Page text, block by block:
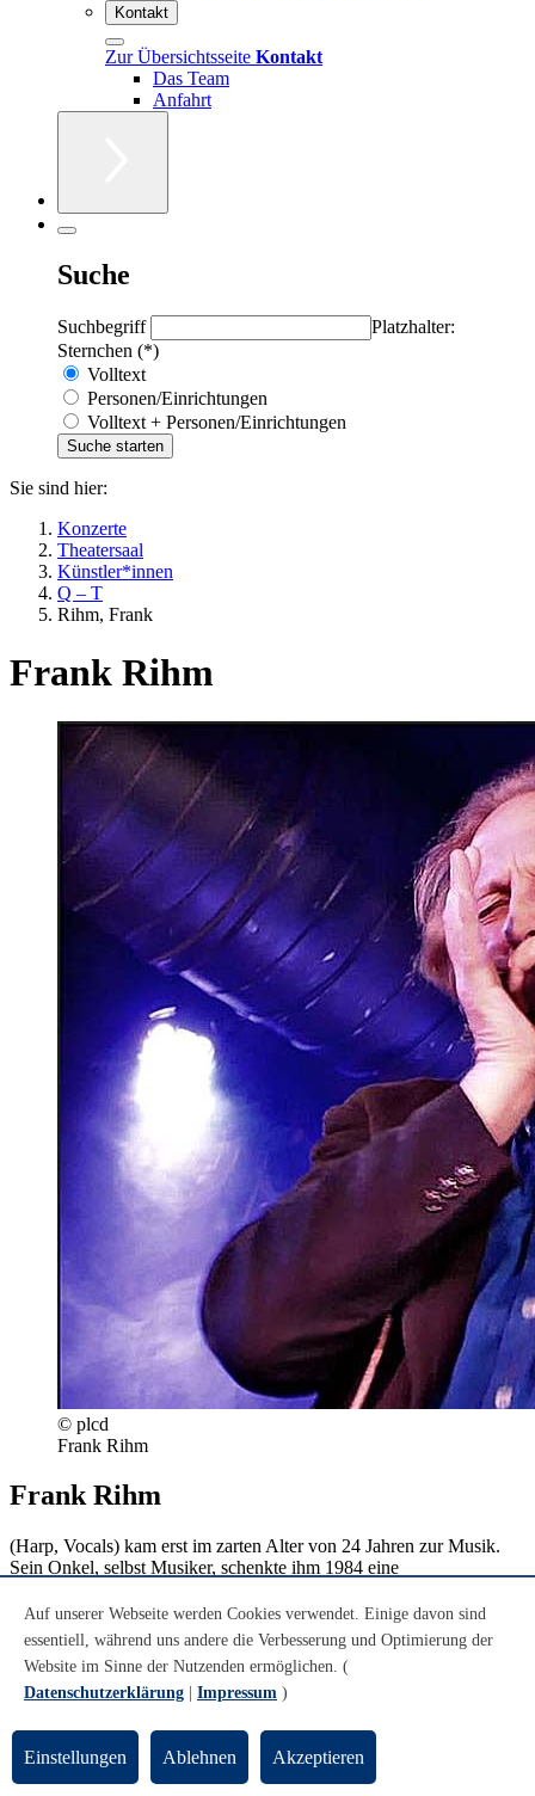
Kontakt
Zur Übersichtsseite Kontakt
Das Team
Anfahrt
Suche
Suchbegriff
Platzhalter:
Sternchen (*)
Volltext
Personen/Einrichtungen
Volltext + Personen/Einrichtungen
Sie sind hier:
Konzerte
Theatersaal
Künstler*innen
Q – T
Rihm, Frank
Frank Rihm
© plcd
Frank Rihm
Frank Rihm
(Harp, Vocals) kam erst im zarten Alter von 24 Jahren zur Musik.
Sein Onkel, selbst Musiker, schenkte ihm 1984 eine
Auftritts des leider viel zu früh verstorbenen William Clarke. Dieser
Mundharmonikaspieler beeindruckte ihn so sehr, dass er eines seiner
großen Vorbilder wurde, und Frank seitdem fast jede freie Minute
mit dem "10-Löcher-Hobel" verbrachte. 1991 gründete er seine
erste eigene Band: THE RIHM SHOTS. Ab 1993 spielte er
Paddy Korn das Bluesquartett FOUR ON THE FLOOR, das Ende
2000 aufgelöst wurde. Ab 2003 spielte er im Duo mit dem Bremer
Gitarristen und Slidespezialisten Heiko Shrader sowie im Duo mit
Auf unserer Webseite werden Cookies verwendet. Einige davon sind
essentiell, während uns andere die Verbesserung und Optimierung der
Website im Sinne der Nutzenden ermöglichen. (
Datenschutzerklärung
Impressum )
Einstellungen Ablehnen Akzeptieren